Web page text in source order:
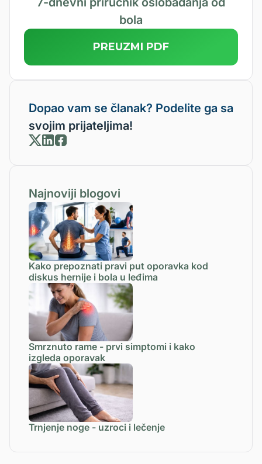
bola
PREUZMI PDF
Dopao vam se članak? Podelite ga sa
svojim prijateljima!
Najnoviji blogovi
Kako prepoznati pravi put oporavka kod
diskus hernije i bola u leđima
Smrznuto rame - prvi simptomi i kako
izgleda oporavak
Trnjenje noge - uzroci i lečenje